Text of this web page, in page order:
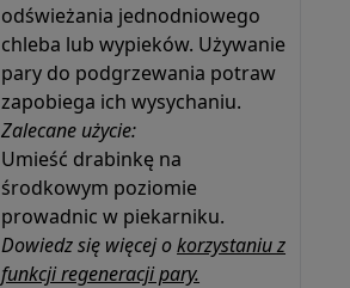
odświeżania jednodniowego
chleba lub wypieków. Używanie
pary do podgrzewania potraw
zapobiega ich wysychaniu.
Zalecane użycie:
Umieść drabinkę na
środkowym poziomie
prowadnic w piekarniku.
Dowiedz się więcej okorzystaniu z
funkcji regeneracji pary.